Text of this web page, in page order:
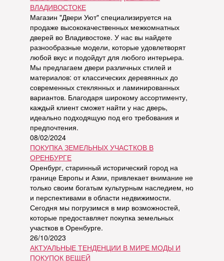
ВЛАДИВОСТОКЕ
Магазин "Двери Уют" специализируется на
продаже высококачественных межкомнатных
дверей во Владивостоке. У нас вы найдете
разнообразные модели, которые удовлетворят
любой вкус и подойдут для любого интерьера.
Мы предлагаем двери различных стилей и
материалов: от классических деревянных до
современных стеклянных и ламинированных
вариантов. Благодаря широкому ассортименту,
каждый клиент сможет найти у нас дверь,
идеально подходящую под его требования и
предпочтения.
08/02/2024
ПОКУПКА ЗЕМЕЛЬНЫХ УЧАСТКОВ В
ОРЕНБУРГЕ
Оренбург, старинный исторический город на
границе Европы и Азии, привлекает внимание не
только своим богатым культурным наследием, но
и перспективами в области недвижимости.
Сегодня мы погрузимся в мир возможностей,
которые предоставляет покупка земельных
участков в Оренбурге.
26/10/2023
АКТУАЛЬНЫЕ ТЕНДЕНЦИИ В МИРЕ МОДЫ И
ПОКУПОК ВЕЩЕЙ